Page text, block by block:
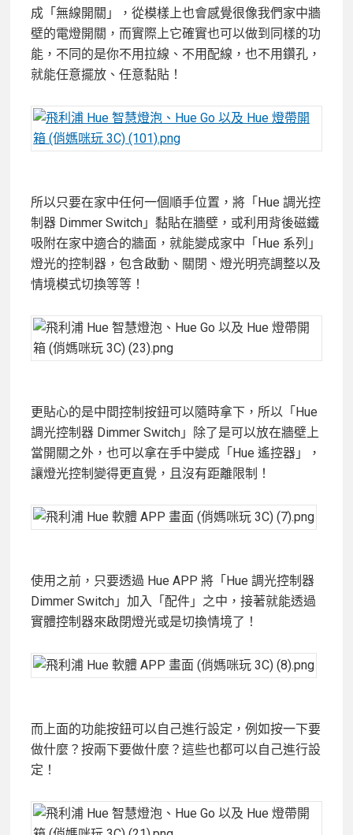
成「無線開關」，從模樣上也會感覺很像我們家中牆
壁的電燈開關，而實際上它確實也可以做到同樣的功
能，不同的是你不用拉線、不用配線，也不用鑽孔，
就能任意擺放、任意黏貼！
所以只要在家中任何一個順手位置，將「Hue 調光控
制器 Dimmer Switch」黏貼在牆壁，或利用背後磁鐵
吸附在家中適合的牆面，就能變成家中「Hue 系列」
燈光的控制器，包含啟動、關閉、燈光明亮調整以及
情境模式切換等等！
更貼心的是中間控制按鈕可以隨時拿下，所以「Hue
調光控制器 Dimmer Switch」除了是可以放在牆壁上
當開關之外，也可以拿在手中變成「Hue 遙控器」，
讓燈光控制變得更直覺，且沒有距離限制！
使用之前，只要透過 Hue APP 將「Hue 調光控制器
Dimmer Switch」加入「配件」之中，接著就能透過
實體控制器來啟閉燈光或是切換情境了！
而上面的功能按鈕可以自己進行設定，例如按一下要
做什麼？按兩下要做什麼？這些也都可以自己進行設
定！